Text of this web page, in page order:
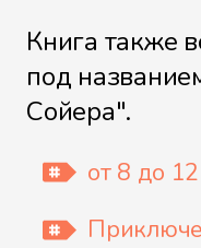
Файл 14
Книга также
под
Сойера".
от 8 до